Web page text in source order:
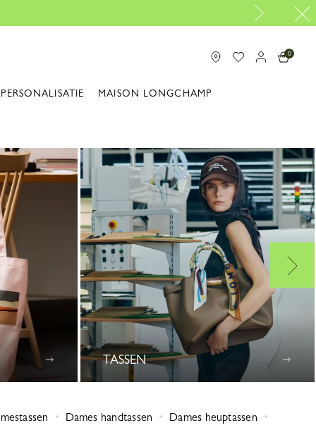
0
PERSONALISATIE MAISON LONGCHAMP
TASSEN
Dames handtassen
Dames heuptassen